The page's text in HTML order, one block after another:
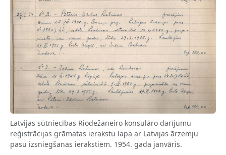
Latvijas sūtniecības Riodežaneiro konsulāro darījumu
reģistrācijas grāmatas ierakstu lapa ar Latvijas ārzemju
pasu izsniegšanas ierakstiem. 1954. gada janvāris.